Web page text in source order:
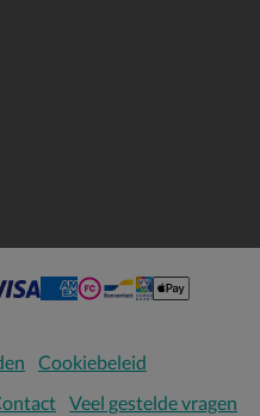
Cookiebeleid
Veel gestelde vragen